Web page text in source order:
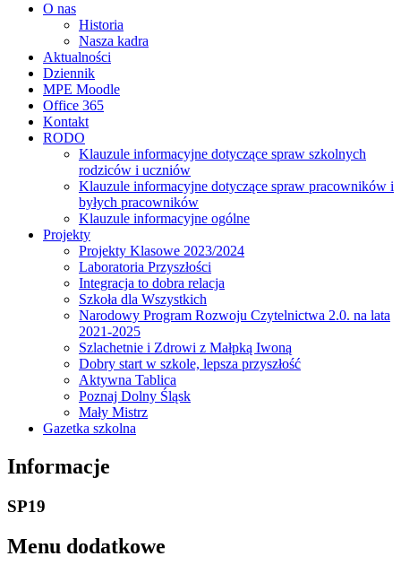
O nas
Historia
Nasza kadra
Aktualności
Dziennik
MPE Moodle
Office 365
Kontakt
RODO
Klauzule informacyjne dotyczące spraw szkolnych
rodziców i uczniów
Klauzule informacyjne dotyczące spraw pracowników i
byłych pracowników
Klauzule informacyjne ogólne
Projekty
Projekty Klasowe 2023/2024
Laboratoria Przyszłości
Integracja to dobra relacja
Szkoła dla Wszystkich
Narodowy Program Rozwoju Czytelnictwa 2.0. na lata
2021-2025
Szlachetnie i Zdrowi z Małpką Iwoną
Dobry start w szkole, lepsza przyszłość
Aktywna Tablica
Poznaj Dolny Śląsk
Mały Mistrz
Gazetka szkolna
Informacje
SP19
Menu dodatkowe